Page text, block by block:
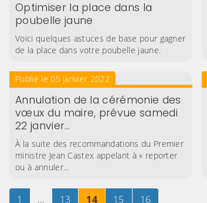
Optimiser la place dans la
poubelle jaune
Voici quelques astuces de base pour gagner
de la place dans votre poubelle jaune.
Publié le 05 janvier 2022
Annulation de la cérémonie des
vœux du maire, prévue samedi
22 janvier…
À la suite des recommandations du Premier
ministre Jean Castex appelant à « reporter
ou à annuler…
Page
1 sur 16
… Page
13 sur 16
Page
14sur 16
Page
15 sur 16
Page
16sur 16